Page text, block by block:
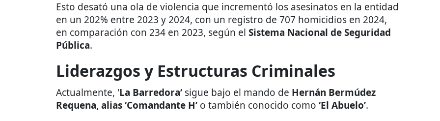
Esto desató una ola de violencia que incrementó los asesinatos en la entidad
en un 202% entre 2023 y 2024, con un registro de 707 homicidios en 2024,
en comparación con 234 en 2023, según el Sistema Nacional de Seguridad
Pública.
Liderazgos y Estructuras Criminales
Actualmente, 'La Barredora’ sigue bajo el mando de Hernán Bermúdez
Requena, alias ‘Comandante H’ o también conocido como ‘El Abuelo’.